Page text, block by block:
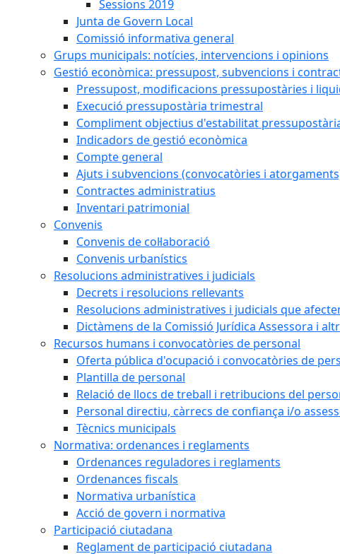
Sessions 2019
Junta de Govern Local
Comissió informativa general
Grups municipals: notícies, intervencions i opinions
Gestió econòmica: pressupost, subvencions i
Pressupost, modificacions pressupostàries i
Execució pressupostària trimestral
Compliment objectius d'estabilitat
Indicadors de gestió econòmica
Compte general
Ajuts i subvencions (convocatòries i
Contractes administratius
Inventari patrimonial
Convenis
Convenis de col·laboració
Convenis urbanístics
Resolucions administratives i judicials
Decrets i resolucions rellevants
Resolucions administratives i judicials que
Dictàmens de la Comissió Jurídica Assessora i
Recursos humans i convocatòries de personal
Oferta pública d'ocupació i convocatòries de
Plantilla de personal
Relació de llocs de treball i retribucions del
Personal directiu, càrrecs de confiança i/o
Tècnics municipals
Normativa: ordenances i reglaments
Ordenances reguladores i reglaments
Ordenances fiscals
Normativa urbanística
Acció de govern i normativa
Participació ciutadana
Reglament de participació ciutadana